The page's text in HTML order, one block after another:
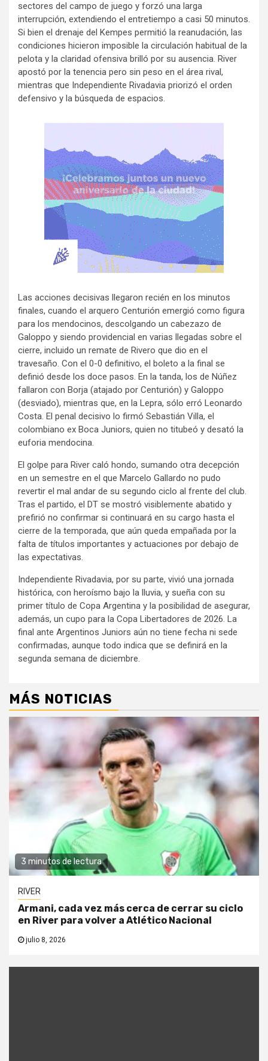
sectores del campo de juego y forzó una larga
interrupción, extendiendo el entretiempo a casi 50 minutos.
Si bien el drenaje del Kempes permitió la reanudación, las
condiciones hicieron imposible la circulación habitual de la
pelota y la claridad ofensiva brilló por su ausencia. River
apostó por la tenencia pero sin peso en el área rival,
mientras que Independiente Rivadavia priorizó el orden
defensivo y la búsqueda de espacios.
Las acciones decisivas llegaron recién en los minutos
finales, cuando el arquero Centurión emergió como figura
para los mendocinos, descolgando un cabezazo de
Galoppo y siendo providencial en varias llegadas sobre el
cierre, incluido un remate de Rivero que dio en el
travesaño. Con el 0-0 definitivo, el boleto a la final se
definió desde los doce pasos. En la tanda, los de Núñez
fallaron con Borja (atajado por Centurión) y Galoppo
(desviado), mientras que, en la Lepra, sólo erró Leonardo
Costa. El penal decisivo lo firmó Sebastián Villa, el
colombiano ex Boca Juniors, quien no titubeó y desató la
euforia mendocina.
El golpe para River caló hondo, sumando otra decepción
en un semestre en el que Marcelo Gallardo no pudo
revertir el mal andar de su segundo ciclo al frente del club.
Tras el partido, el DT se mostró visiblemente abatido y
prefirió no confirmar si continuará en su cargo hasta el
cierre de la temporada, que aún queda empañada por la
falta de títulos importantes y actuaciones por debajo de
las expectativas.
Independiente Rivadavia, por su parte, vivió una jornada
histórica, con heroísmo bajo la lluvia, y sueña con su
primer título de Copa Argentina y la posibilidad de asegurar,
además, un cupo para la Copa Libertadores de 2026. La
final ante Argentinos Juniors aún no tiene fecha ni sede
confirmadas, aunque todo indica que se definirá en la
segunda semana de diciembre.
MÁS NOTICIAS
3 minutos de lectura
RIVER
Armani, cada vez más cerca de cerrar su ciclo
en River para volver a Atlético Nacional
julio 8, 2026